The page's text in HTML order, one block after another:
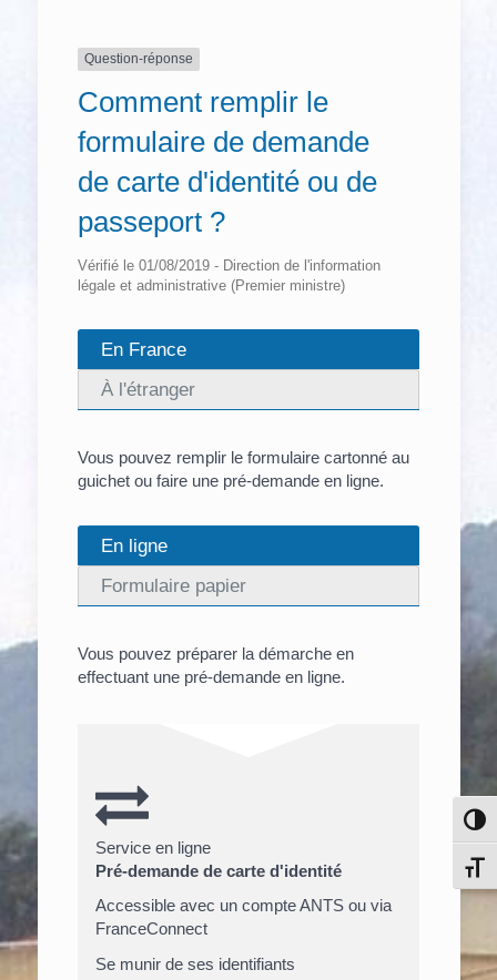
Question-réponse
Comment remplir le
formulaire de demande
de carte d'identité ou de
passeport ?
Vérifié le 01/08/2019 - Direction de l'information
légale et administrative (Premier ministre)
En France
À l'étranger
Vous pouvez remplir le formulaire cartonné au
guichet ou faire une pré-demande en ligne.
En ligne
Formulaire papier
Vous pouvez préparer la démarche en
effectuant une pré-demande en ligne.
Service en ligne
Pré-demande de carte d'identité
Accessible avec un compte ANTS ou via
FranceConnect
Se munir de ses identifiants